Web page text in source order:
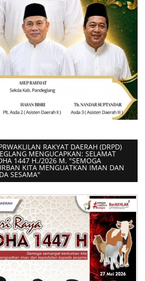
RAKYAT DAERAH (DRPD)
MENGUCAPKAN: SELAMAT
1447 H./2026 M. "SEMOGA
KITA MENGUATKAN IMAN DAN
SESAMA"